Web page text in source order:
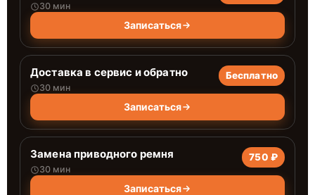
30 мин
Записаться
Доставка в сервис и обратно
30 мин
Бесплатно
Записаться
Замена приводного ремня
30 мин
750 ₽
Записаться